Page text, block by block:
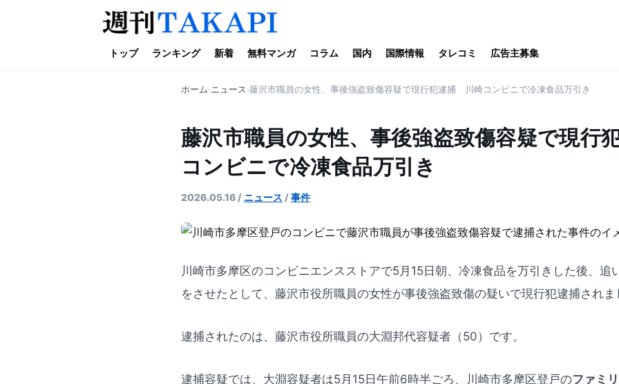
トップ ランキング 新着 無料マンガ コラム 国内 国際情報 タレコミ 広告主募集
ホーム ニュース 藤沢市職員の女性、事後強盗致傷容疑で現行犯逮捕 川崎コンビニで冷凍食品万引き
藤沢市職員の女性、事後強盗致傷容疑で現
コンビニで冷凍食品万引き
2026.05.16 / ニュース /事件
川崎市多摩区のコンビニエンスストアで5月15日朝、冷凍食品を万引きした後、追
をさせたとして、藤沢市役所職員の女性が事後強盗致傷の疑いで現行犯逮捕されま
逮捕されたのは、藤沢市役所職員の大淵邦代容疑者（50）です。
逮捕容疑では、大淵容疑者は5月15日午前6時半ごろ、川崎市多摩区登戸のファミ